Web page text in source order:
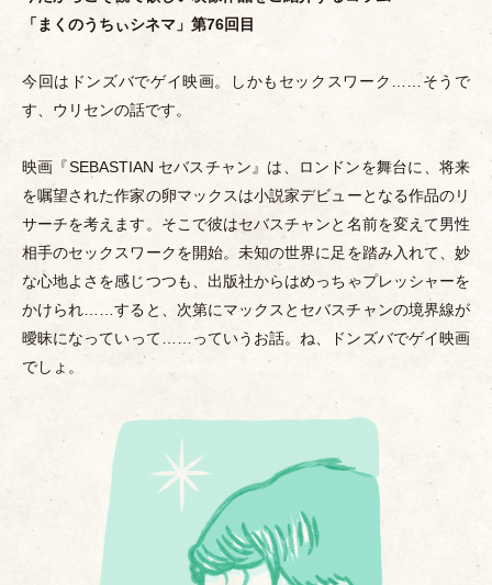
「まくのうちぃシネマ 」 第76回目
今回はドンズバでゲイ映画。しかもセックスワーク……そうで
す、ウリセンの話です。
映画『SEBASTIAN セバスチャン』は、ロンドンを舞台に、将来
を嘱望された作家の卵マックスは小説家デビューとなる作品のリ
サーチを考えます。そこで彼はセバスチャンと名前を変えて男性
相手のセックスワークを開始。未知の世界に足を踏み入れて、妙
な心地よさを感じつつも、出版社からはめっちゃプレッシャーを
かけられ……すると、次第にマックスとセバスチャンの境界線が
曖昧になっていって……っていうお話。ね、ドンズバでゲイ映画
でしょ。